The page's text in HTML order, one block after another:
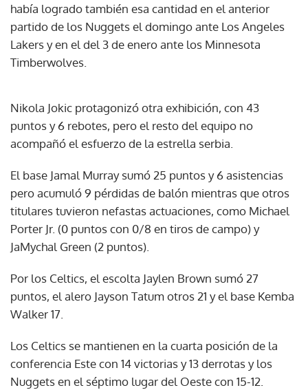
había logrado también esa cantidad en el anterior
partido de los Nuggets el domingo ante Los Angeles
Lakers y en el del 3 de enero ante los Minnesota
Timberwolves.
Nikola Jokic protagonizó otra exhibición, con 43
puntos y 6 rebotes, pero el resto del equipo no
acompañó el esfuerzo de la estrella serbia.
El base Jamal Murray sumó 25 puntos y 6 asistencias
pero acumuló 9 pérdidas de balón mientras que otros
titulares tuvieron nefastas actuaciones, como Michael
Porter Jr. (0 puntos con 0/8 en tiros de campo) y
JaMychal Green (2 puntos).
Por los Celtics, el escolta Jaylen Brown sumó 27
puntos, el alero Jayson Tatum otros 21 y el base Kemba
Walker 17.
Los Celtics se mantienen en la cuarta posición de la
conferencia Este con 14 victorias y 13 derrotas y los
Nuggets en el séptimo lugar del Oeste con 15-12.